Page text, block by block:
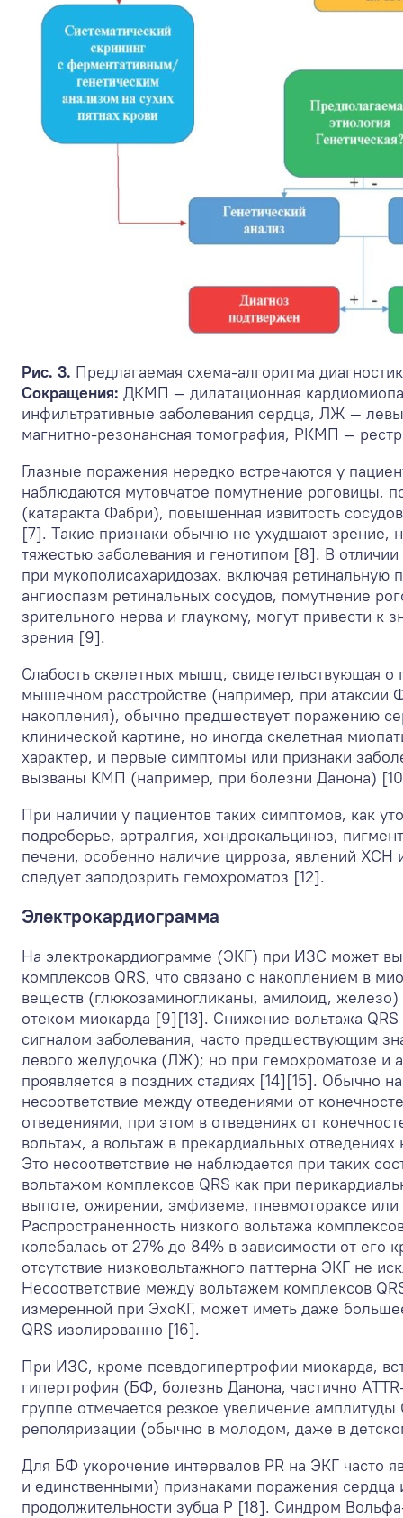
Рис. 3. Предлагаемая схема-алгоритма
Сокращения: ДКМП — дилатационная
инфильтративные заболевания сердца, ЛЖ —
магнитно-резонансная томография, РКМП —
Глазные поражения нередко встречаются у
наблюдаются мутовчатое помутнение роговицы,
(катаракта Фабри), повышенная извитость
[7]. Tакие признаки обычно не ухудшают зрение,
тяжестью заболевания и генотипом [8]. В
при мукополисахаридозах, включая ретинальную
ангиоспазм ретинальных сосудов, помутнение
зрительного нерва и глаукому, могут привести к
зрения [9].
Слабость скелетных мышц, свидетельствующая о
мышечном расстройстве (например, при атаксии
накопления), обычно предшествует поражению
клинической картине, но иногда скелетная
характер, и первые симптомы или признаки
вызваны КМП (например, при болезни Данона)
При наличии у пациентов таких симптомов, как
подреберье, артралгия, хондрокальциноз,
печени, особенно наличие цирроза, явлений ХСН
следует заподозрить гемохроматоз [12].
Электрокардиограмма
На электрокардиограмме (ЭКГ) при ИЗС может
комплексов QRS, что связано с накоплением в
веществ (глюкозаминогликаны, амилоид,
отеком миокарда [9][13]. Снижение вольтажа
сигналом заболевания, часто предшествующим
левого желудочка (ЛЖ); но при гемохроматозе и
проявляется в поздних стадиях [14][15]. Обычно
несоответствие между отведениями от
отведениями, при этом в отведениях от
вольтаж, а вольтаж в прекардиальных
Это несоответствие не наблюдается при таких
вольтажом комплексов QRS как при
выпоте, ожирении, эмфиземе, пневмотораксе
Распространенность низкого вольтажа
колебалась от 27% до 84% в зависимости от его
отсутствие низковольтажного паттерна ЭКГ не
Несоответствие между вольтажем комплексов
измеренной при ЭхоКГ, может иметь даже
QRS изолированно [16].
При ИЗС, кроме псевдогипертрофии миокарда,
гипертрофия (БФ, болезнь Данона, частично
группе отмечается резкое увеличение
реполяризации (обычно в молодом, даже в
Для БФ укорочение интервалов PR на ЭКГ часто
и единственными) признаками поражения сердца
продолжительности зубца P [18]. Синдром